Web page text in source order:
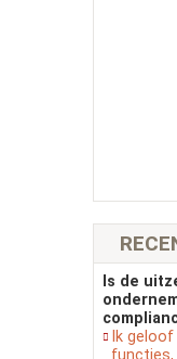
Is de
Ik geloof